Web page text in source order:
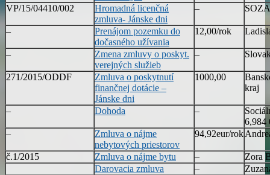
VP/15/04410/002
Hromadná licenčná
zmluva- Jánske dni
–
–
Prenájom pozemku do
dočasného užívania
12,00/rok
–
Zmena zmluvy o poskyt.
verejných služieb
–
271/2015/ODDF
Zmluva o poskytnutí
finančnej dotácie –
Jánske dni
1000,00
kraj
– Dohoda –
6,984
–
Zmluva o nájme
nebytových priestorov
94,92eur/rok
č.1/2015 Zmluva o nájme bytu –
Zora
Darovacia zmluva
–